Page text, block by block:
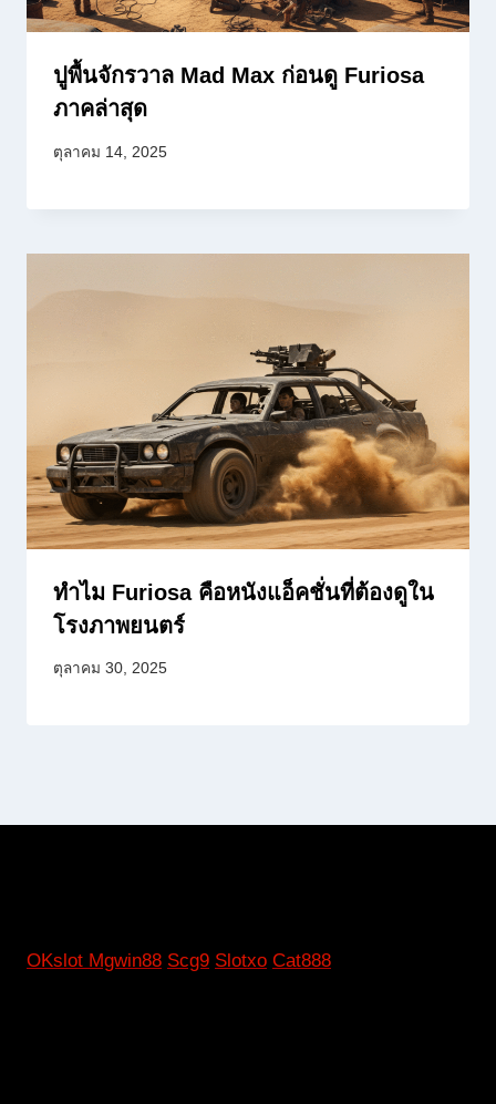
ปูพื้นจักรวาล Mad Max ก่อนดู Furiosa
ภาคล่าสุด
ตุลาคม 14, 2025
ทำไม Furiosa คือหนังแอ็คชั่นที่ต้องดูใน
โรงภาพยนตร์
ตุลาคม 30, 2025
OKslot Mgwin88 Scg9 Slotxo Cat888